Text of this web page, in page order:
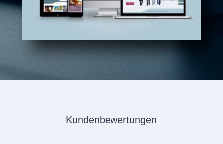
Kundenbewertungen